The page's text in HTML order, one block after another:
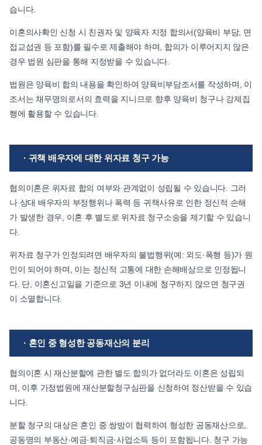
습니다.
이혼의사확인 신청 시 친권자 및 양육자 지정 합의서(양육비 부담, 면
접교섭권 등 포함)를 필수로 제출해야 하며, 합의가 이루어지지 않은
경우 법원 심판을 통해 지정받을 수 있습니다.
법원은 양육비 합의 내용을 확인하여 양육비부담조서를 작성하며, 이
조서는 채무명의로서의 효력을 지니므로 향후 양육비 청구나 강제집
행에 활용할 수 있습니다.
· 귀책 배우자에 대한 위자료 청구 가능
협의이혼은 위자료 합의 여부와 관계없이 성립될 수 있습니다. 그러
나 상대 배우자의 부정행위나 폭력 등 귀책사유로 인한 정신적 손해
가 발생한 경우, 이혼 후 별도로 위자료 청구소송을 제기할 수 있습니
다.
위자료 청구가 인정되려면 배우자의 불법행위(예: 외도·폭행 등)가 원
인이 되어야 하며, 이는 정신적 고통에 대한 손해배상으로 인정됩니
다. 단, 이혼신고일을 기준으로 3년 이내에 청구하지 않으면 청구권
이 소멸합니다.
· 혼인 중 형성한 공동재산의 분리
협의이혼 시 재산분할에 관한 별도 합의가 없더라도 이혼은 성립되
며, 이후 가정법원에 재산분할청구심판을 신청하여 정산받을 수 있습
니다.
분할 청구의 대상은 혼인 중 쌍방이 협력하여 형성한 공동재산으로,
공동명의 부동산·예금·퇴직금·사업소득 등이 포함됩니다. 청구 가능